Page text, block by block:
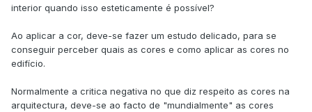
interior quando isso esteticamente é possível?
Ao aplicar a cor, deve-se fazer um estudo delicado, para se
conseguir perceber quais as cores e como aplicar as cores no
edifício.
Normalmente a critica negativa no que diz respeito as cores na
arquitectura, deve-se ao facto de "mundialmente" as cores